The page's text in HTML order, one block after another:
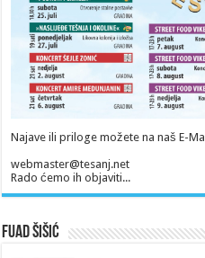
Najave ili priloge možete na naš E-
webmaster@tesanj.net
Rado ćemo ih objaviti...
Fuad Šišić